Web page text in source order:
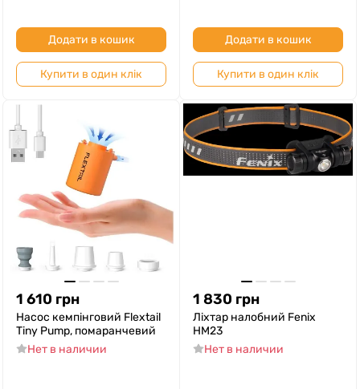
Додати в кошик
Купити в один клік
Додати в кошик
Купити в один клік
1 610 грн
Насос кемпінговий Flextail
Tiny Pump, помаранчевий
Нет в наличии
1 830 грн
Ліхтар налобний Fenix
HM23
Нет в наличии